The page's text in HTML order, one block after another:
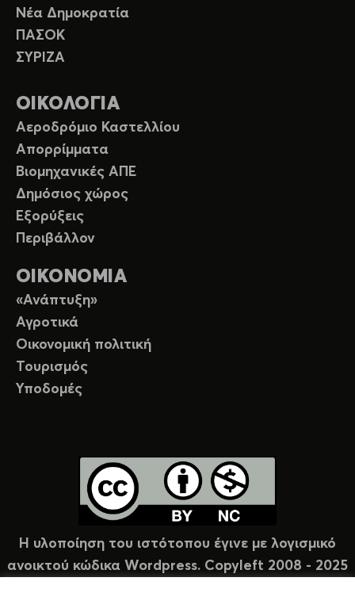
Νέα Δημοκρατία
ΠΑΣΟΚ
ΣΥΡΙΖΑ
ΟΙΚΟΛΟΓΙΑ
Αεροδρόμιο Καστελλίου
Απορρίμματα
Βιομηχανικές ΑΠΕ
Δημόσιος χώρος
Εξορύξεις
Περιβάλλον
ΟΙΚΟΝΟΜΙΑ
«Ανάπτυξη»
Αγροτικά
Οικονομική πολιτική
Τουρισμός
Υποδομές
Η υλοποίηση του ιστότοπου έγινε με λογισμικό
ανοικτού κώδικα Wordpress. Copyleft 2008 - 2025